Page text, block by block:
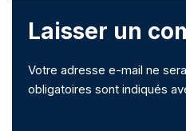
Laisser un
Votre adresse e-mail ne
obligatoires sont indiqués